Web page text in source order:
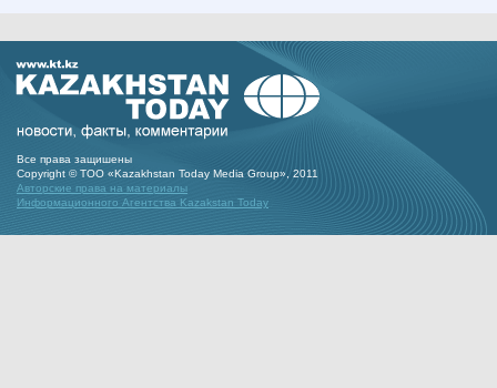
Все права защишены
Copyright © ТОО «Kazakhstan Today Media Group», 2011
Авторские права на материалы
Информационного Агентства Kazakstan Today